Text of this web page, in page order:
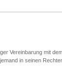
Vereinbarung mit
in seinen